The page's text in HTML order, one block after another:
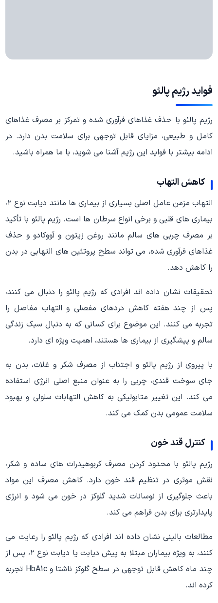
فواید رژیم پالئو
رژیم پالئو با حذف غذاهای فرآوری شده و تمرکز بر مصرف غذاهای
کامل و طبیعی، مزایای قابل توجهی برای سلامت بدن دارد. در
ادامه بیشتر با فواید این رژیم آشنا می شوید، با ما همراه باشید.
کاهش التهاب
التهاب مزمن عامل اصلی بسیاری از بیماری ها مانند دیابت نوع ۲،
بیماری های قلبی و برخی انواع سرطان ها است. رژیم پالئو با تأکید
بر مصرف چربی های سالم مانند روغن زیتون و آووکادو و حذف
غذاهای فرآوری شده، می تواند سطح پروتئین های التهابی در بدن
را کاهش دهد.
تحقیقات نشان داده اند افرادی که رژیم پالئو را دنبال می کنند،
پس از چند هفته کاهش دردهای مفصلی و التهاب مفاصل را
تجربه می کنند. این موضوع برای کسانی که به دنبال سبک زندگی
سالم و پیشگیری از بیماری ها هستند، اهمیت ویژه ای دارد.
با پیروی از رژیم پالئو و اجتناب از مصرف شکر و غلات، بدن به
جای سوخت قندی، چربی را به عنوان منبع اصلی انرژی استفاده
می کند. این تغییر متابولیکی به کاهش التهابات سلولی و بهبود
سلامت عمومی بدن کمک می کند.
کنترل قند خون
رژیم پالئو با محدود کردن مصرف کربوهیدرات های ساده و شکر،
نقش موثری در تنظیم قند خون دارد. کاهش مصرف این مواد
باعث جلوگیری از نوسانات شدید گلوکز در خون می شود و انرژی
پایدارتری برای بدن فراهم می کند.
مطالعات بالینی نشان داده اند افرادی که رژیم پالئو را رعایت می
کنند، به ویژه بیماران مبتلا به پیش دیابت یا دیابت نوع ۲، پس از
چند ماه کاهش قابل توجهی در سطح گلوکز ناشتا و HbA1c تجربه
کرده اند.